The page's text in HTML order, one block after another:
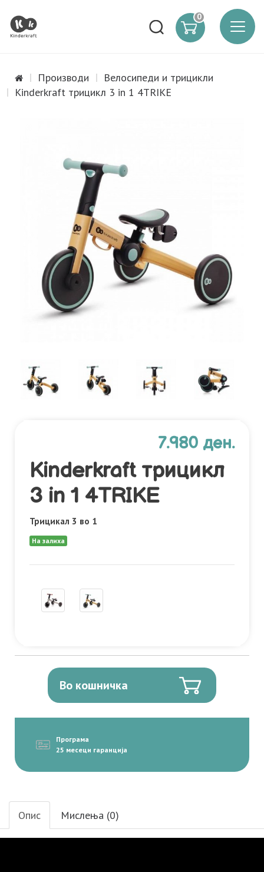
0
Производи
Велосипеди и трицикли
Kinderkraft трицикл 3 in 1 4TRIKE
7.980 ден.
Kinderkraft трицикл
3 in 1 4TRIKE
Трицикал 3 во 1
На залиха
Во кошничка
Програма
25 месеци гаранција
Опис Мислења (0)